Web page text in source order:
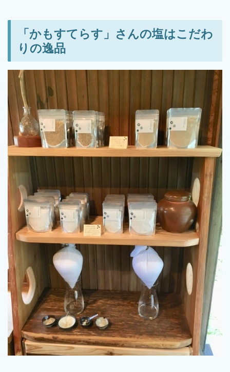
「かもすてらす」さんの塩はこだわ
りの逸品